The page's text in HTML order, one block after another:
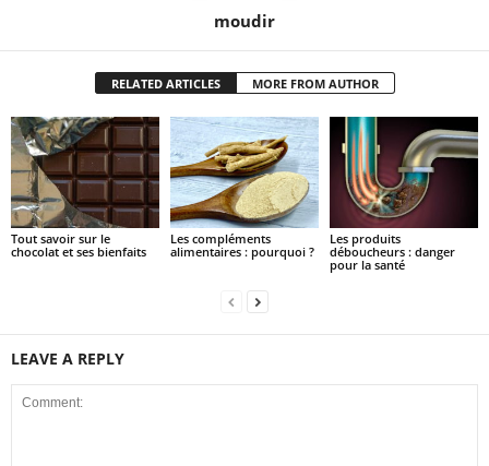
moudir
RELATED ARTICLES MORE FROM AUTHOR
Tout savoir sur le
chocolat et ses bienfaits
Les compléments
alimentaires : pourquoi ?
Les produits
déboucheurs : danger
pour la santé
LEAVE A REPLY